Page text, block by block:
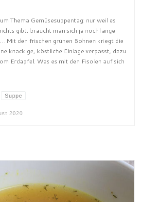
Thema Gemüsesuppentag: nur weil es
gibt, braucht man sich ja noch lange
Mit den frischen grünen Bohnen kriegt die
knackige, köstliche Einlage verpasst, dazu
Erdapfel. Was es mit den Fisolen auf sich
Suppe
2020